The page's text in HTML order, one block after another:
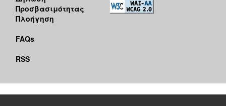
Προσβασιμότητας
Πλοήγηση
FAQs
RSS